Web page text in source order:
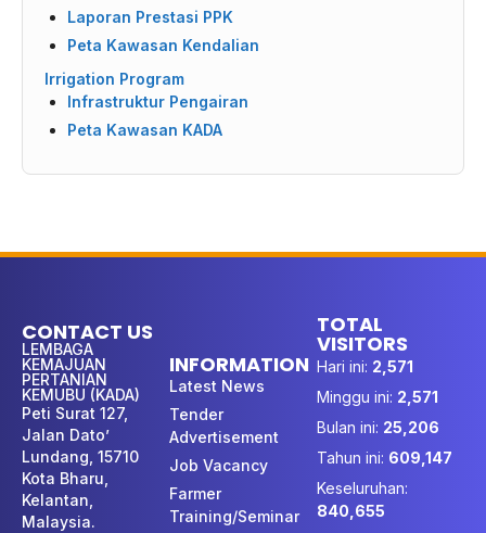
Laporan Prestasi PPK
Peta Kawasan Kendalian
Irrigation Program
Infrastruktur Pengairan
Peta Kawasan KADA
CONTACT US
LEMBAGA
KEMAJUAN
PERTANIAN
KEMUBU (KADA)
Peti Surat 127,
Jalan Dato’
Lundang, 15710
Kota Bharu,
Kelantan,
Malaysia.
INFORMATION
Latest News
Tender
Advertisement
Job Vacancy
Farmer
Training/Seminar
TOTAL
VISITORS
Hari ini: 2,571
Minggu ini: 2,571
Bulan ini: 25,206
Tahun ini: 609,147
Keseluruhan:
840,655